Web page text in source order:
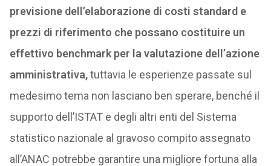
previsione dell’elaborazione di costi standard e
prezzi di riferimento che possano costituire un
effettivo benchmark per la valutazione dell’azione
amministrativa,tuttavia le esperienze passate sul
medesimo tema non lasciano ben sperare, benché il
supporto dell’ISTAT e degli altri enti del Sistema
statistico nazionale al gravoso compito assegnato
all’ANAC potrebbe garantire una migliore fortuna alla